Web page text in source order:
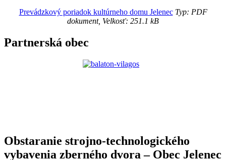
Prevádzkový poriadok kultúrneho domu JelenecTyp: PDF
dokument, Velkosť: 251.1 kB
Partnerská obec
Obstaranie strojno-technologického
vybavenia zberného dvora – Obec Jelenec